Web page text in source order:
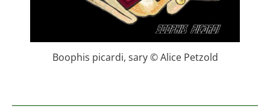
Boophis picardi, sary © Alice Petzold